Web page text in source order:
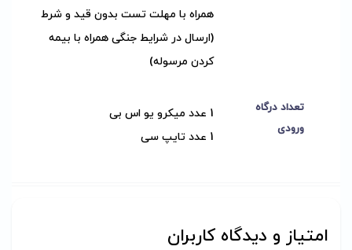
همراه با مهلت تست بدون قید و شرط
(ارسال در شرایط جنگی همراه با بیمه
کردن مرسوله)
تعداد درگاه
ورودی
1 عدد میکرو یو اس بی
1 عدد تایپ سی
امتیاز و دیدگاه کاربران